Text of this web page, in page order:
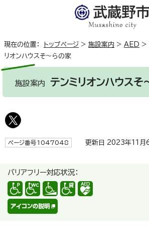
現在の位置： トップページ > 施設案内 > AED >
リオンハウスそ～らの家
施設案内 テンミリオンハウスそ
ページ番号1047048 更新日 2023年11月
バリアフリー対応状況：